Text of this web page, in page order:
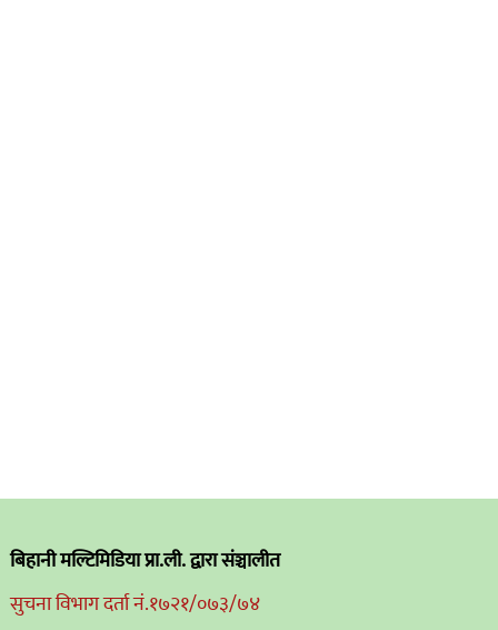
बिहानी मल्टिमिडिया प्रा.ली. द्वारा संञ्चालीत
सुचना विभाग दर्ता नं.१७२१/०७३/७४